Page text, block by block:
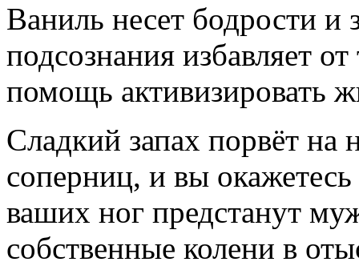
Ваниль несет бодрости и
подсознания избавляет
помощь активизировать
Сладкий запах порвёт
соперниц, и вы
ваших ног предстанут
собственные колени в